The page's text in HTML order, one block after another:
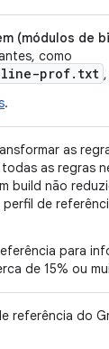
(módulos de
como
prof.txt
.
as
as regras
build não
de
para
de 15% ou
referência do